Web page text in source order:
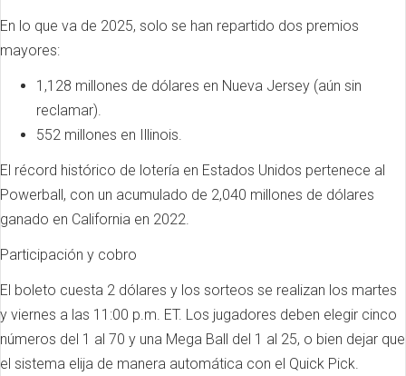
En lo que va de 2025, solo se han repartido dos premios
mayores:
1,128 millones de dólares en Nueva Jersey (aún sin
reclamar).
552 millones en Illinois.
El récord histórico de lotería en Estados Unidos pertenece al
Powerball, con un acumulado de 2,040 millones de dólares
ganado en California en 2022.
Participación y cobro
El boleto cuesta 2 dólares y los sorteos se realizan los martes
y viernes a las 11:00 p.m. ET. Los jugadores deben elegir cinco
números del 1 al 70 y una Mega Ball del 1 al 25, o bien dejar que
el sistema elija de manera automática con el Quick Pick.